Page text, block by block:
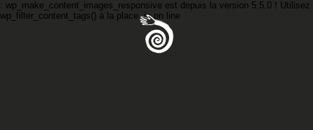
: wp_make_content_images_responsive est depuis la version 5.5.0 ! Utilisez
wp_filter_content_tags() à la place. inon line